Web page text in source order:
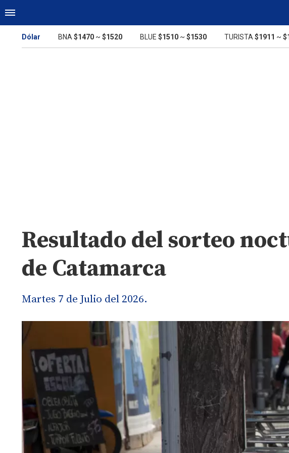
Dólar BNA $1470 ~ $1520 BLUE $1510 ~ $1530 TURISTA $1911 ~
Resultado del sorteo
de Catamarca
Martes 7 de Julio del 2026.